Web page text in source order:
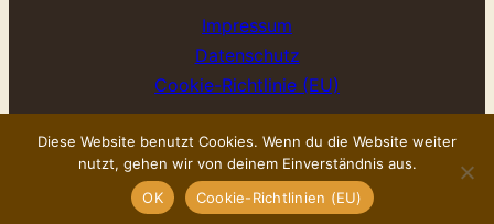
Impressum
Datenschutz
Cookie-Richtlinie (EU)
©Kloster-Kräuter 2025 powered byWiesenwohl.de
Diese Website benutzt Cookies. Wenn du die Website weiter
nutzt, gehen wir von deinem Einverständnis aus.
OK
Cookie-Richtlinien (EU)